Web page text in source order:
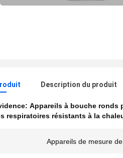
Description du produit
Appareils à bouche ronds
respiratoires résistants à la
Appareils de mesure